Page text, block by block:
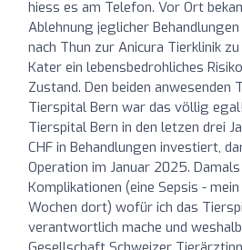
hiess es am Telefon. Vor Ort
Ablehnung jeglicher
nach Thun zur Anicura Tierklinik
Kater ein lebensbedrohliches
Zustand. Den beiden anwesenden
Tierspital Bern war das völlig
Tierspital Bern in den letzen drei
CHF in Behandlungen investiert,
Operation im Januar 2025.
Komplikationen (eine Sepsis -
Wochen dort) wofür ich das
verantwortlich mache und